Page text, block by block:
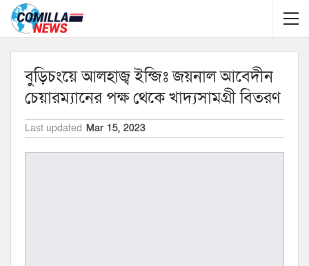
বুড়িচংয়ে আলহাজ্ব ইন্জিঃ জয়নাল আবেদীন
চেয়ারম্যানের পক্ষ থেকে খাদ্যসামগ্রী বিতরণ
Last updated Mar 15, 2023